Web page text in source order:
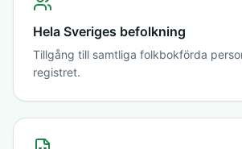
Hela Sveriges befolkning
Tillgång till samtliga folkbokförda
registret.